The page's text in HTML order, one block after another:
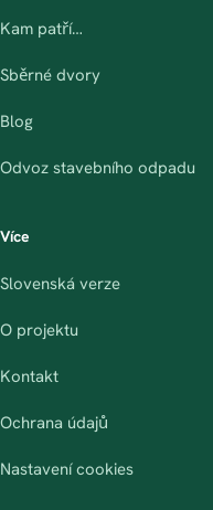
Kam patří…
Sběrné dvory
Blog
Odvoz stavebního odpadu
Více
Slovenská verze
O projektu
Kontakt
Ochrana údajů
Nastavení cookies